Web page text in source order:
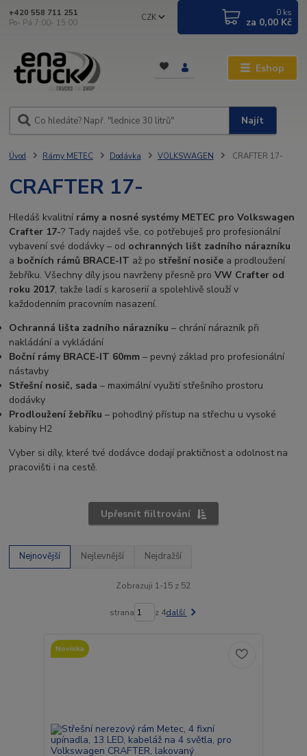
Eshop
CZK
Najít
+420 558 711 251
Po- Pá 7:00- 15:00
0 ks
za 0,00 Kč
Úvod Rámy METEC Dodávka VOLKSWAGEN CRAFTER 17-
CRAFTER 17-
Hledáš kvalitní rámy a nosné systémy METEC pro Volkswagen
Crafter 17-? Tady najdeš vše, co potřebuješ pro profesionální
vybavení své dodávky – od ochranných lišt zadního nárazníku
a bočních rámů BRACE-IT až po střešní nosiče a prodloužení
žebříku. Všechny díly jsou navrženy přesně proVW Crafter od
roku 2017, takže ladí s karoserií a spolehlivě slouží v
každodenním pracovním nasazení.
Ochranná lišta zadního nárazníku – chrání nárazník při
nakládání a vykládání
Boční rámy BRACE-IT 60mm – pevný základ pro profesionální
nástavby
Střešní nosič, sada – maximální využití střešního prostoru
dodávky
Prodloužení žebříku – pohodlný přístup na střechu u vysoké
kabiny H2
Vyber si díly, které tvé dodávce dodají praktičnost a odolnost na
pracovišti i na cestě.
Upřesnit fiiltrování
Nejnovější Nejlevnější Nejdražší
Zobrazuji 1-15 z 52
strana z 4další
Novinka